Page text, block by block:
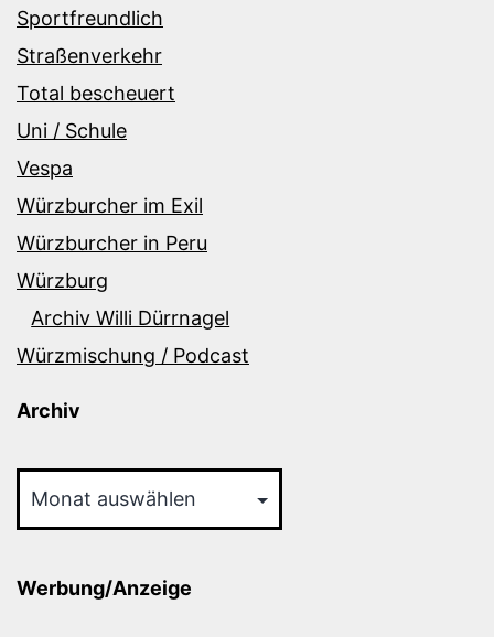
Sportfreundlich
Straßenverkehr
Total bescheuert
Uni / Schule
Vespa
Würzburcher im Exil
Würzburcher in Peru
Würzburg
Archiv Willi Dürrnagel
Würzmischung / Podcast
Archiv
Werbung/Anzeige